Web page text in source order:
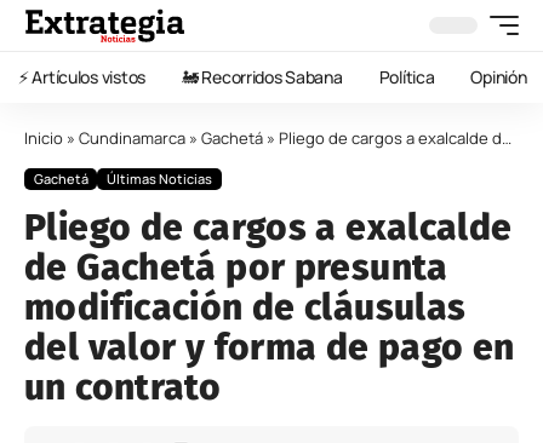
⚡️ Artículos vistos 🚂 Recorridos Sabana Política Opinión
Inicio » Cundinamarca » Gachetá » Pliego de cargos a exalcalde de Gachetá por presunta modificación de cláusulas del valor y forma de pago en un contrato
Gachetá Últimas Noticias
Pliego de cargos a exalcalde
de Gachetá por presunta
modificación de cláusulas
del valor y forma de pago en
un contrato